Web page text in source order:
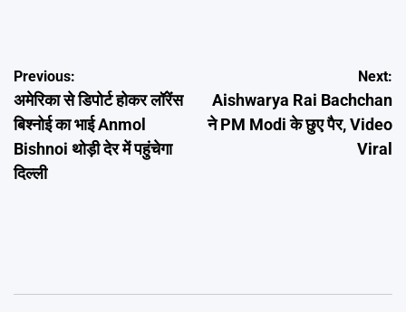
Post
navigation
Previous:
अमेरिका से डिपोर्ट होकर लॉरेंस
बिश्नोई का भाई Anmol
Bishnoi थोड़ी देर में पहुंचेगा
दिल्ली
Next:
Aishwarya Rai Bachchan
ने PM Modi के छुए पैर, Video
Viral